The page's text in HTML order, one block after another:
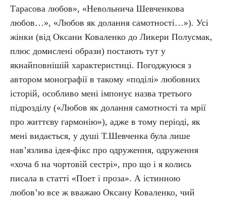
Тарасова любов», «Невольнича Шевченкова
любов…», «Любов як долання самотності…»). Усі
жінки (від Оксани Коваленко до Ликери Полусмак,
плюс домислені образи) постають тут у
якнайповнішій характеристиці. Погоджуюся з
автором монографії в такому «поділі» любовних
історій, особливо мені імпонує назва третього
підрозділу («Любов як долання самотності та мрії
про життєву гармонію»), адже в тому періоді, як
мені видається, у душі Т.Шевченка була лише
нав’язлива ідея-фікс про одруження, одруження
«хоча б на чортовій сестрі», про що і я колись
писала в статті «Поет і проза». А істинною
любов’ю все ж вважаю Оксану Коваленко, чий